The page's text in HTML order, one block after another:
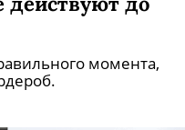
блогера-
Мироновой
Кянджалиев.